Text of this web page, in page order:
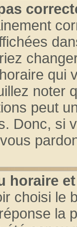
qui
noter
peut
Donc, si
horaire
choisi le
la